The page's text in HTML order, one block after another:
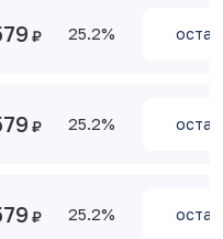
25.2
25.2
25.2